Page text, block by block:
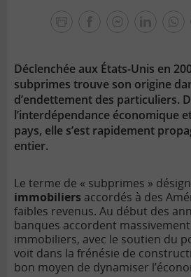
Déclenchée aux États-Unis en
subprimes trouve son origine
d’endettement des particuliers.
l’interdépendance économique
pays, elle s’est rapidement
entier.
Le terme de « subprimes »
immobiliers accordés à des
faibles revenus. Au début des
banques accordent
immobiliers, avec le soutien du
voit dans la frénésie de
bon moyen de dynamiser